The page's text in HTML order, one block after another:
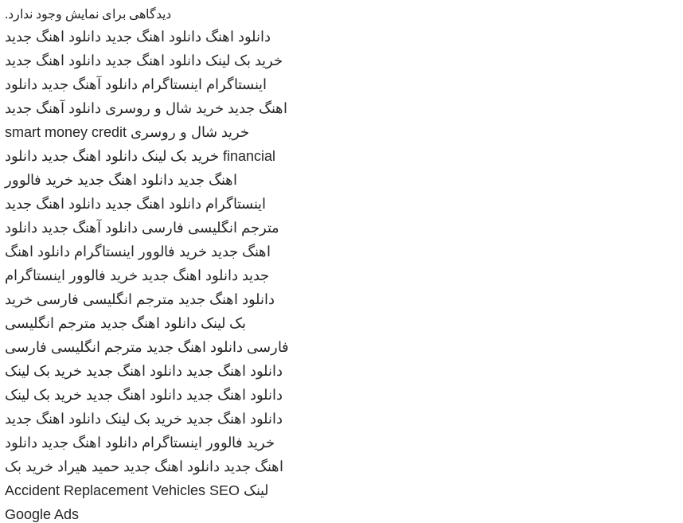
دیدگاهی برای نمایش وجود ندارد.
دانلود اهنگ دانلود اهنگ جدید دانلود اهنگ جدید
خرید بک لینک دانلود اهنگ جدید دانلود اهنگ جدید
اینستاگرام اینستاگرام دانلود آهنگ جدید دانلود
اهنگ جدید خرید شال و روسری دانلود آهنگ جدید
خرید شال و روسری smart money credit
financial خرید بک لینک دانلود اهنگ جدید دانلود
اهنگ جدید دانلود اهنگ جدید خرید فالوور
اینستاگرام دانلود اهنگ جدید دانلود اهنگ جدید
مترجم انگلیسی فارسی دانلود آهنگ جدید دانلود
اهنگ جدید خرید فالوور اینستاگرام دانلود اهنگ
جدید دانلود اهنگ جدید خرید فالوور اینستاگرام
دانلود اهنگ جدید مترجم انگلیسی فارسی خرید
بک لینک دانلود اهنگ جدید مترجم انگلیسی
فارسی دانلود اهنگ جدید مترجم انگلیسی فارسی
دانلود اهنگ جدید دانلود اهنگ جدید خرید بک لینک
دانلود اهنگ جدید دانلود اهنگ جدید خرید بک لینک
دانلود اهنگ جدید خرید بک لینک دانلود اهنگ جدید
خرید فالوور اینستاگرام دانلود اهنگ جدید دانلود
اهنگ جدید دانلود اهنگ جدید حمید هیراد خرید بک
لینک
Accident Replacement Vehicles SEO
Google Ads